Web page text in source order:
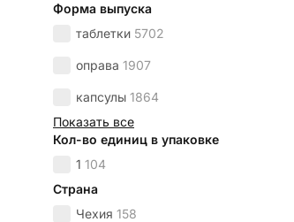
Форма выпуска
таблетки 5702
оправа 1907
капсулы 1864
Показать все
Кол-во единиц в упаковке
1 104
Страна
Чехия 158